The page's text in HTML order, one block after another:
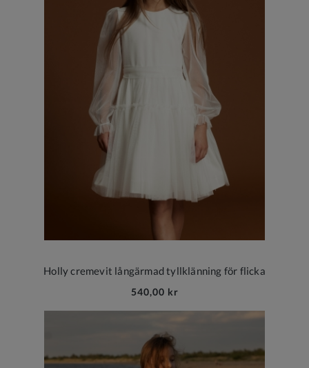
Holly cremevit långärmad tyllklänning för flicka
540,00 kr